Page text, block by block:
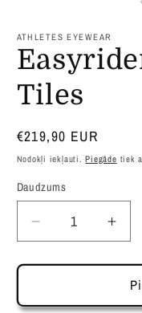
ATHLETES EYEWEAR
Tiles
Parastā
cena
€219,90 EUR
Nodokļi iekļauti.Piegāde tiek
Daudzums
Samazināt
daudzumu
produktam
S
S